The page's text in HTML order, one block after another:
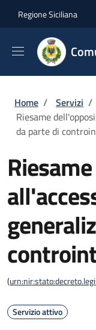
Regione Siciliana
Briciole
Home / Servizi /
Riesame
da parte di
(
Servizio attivo